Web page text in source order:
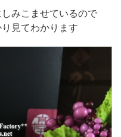
みこませているので
見てわかります